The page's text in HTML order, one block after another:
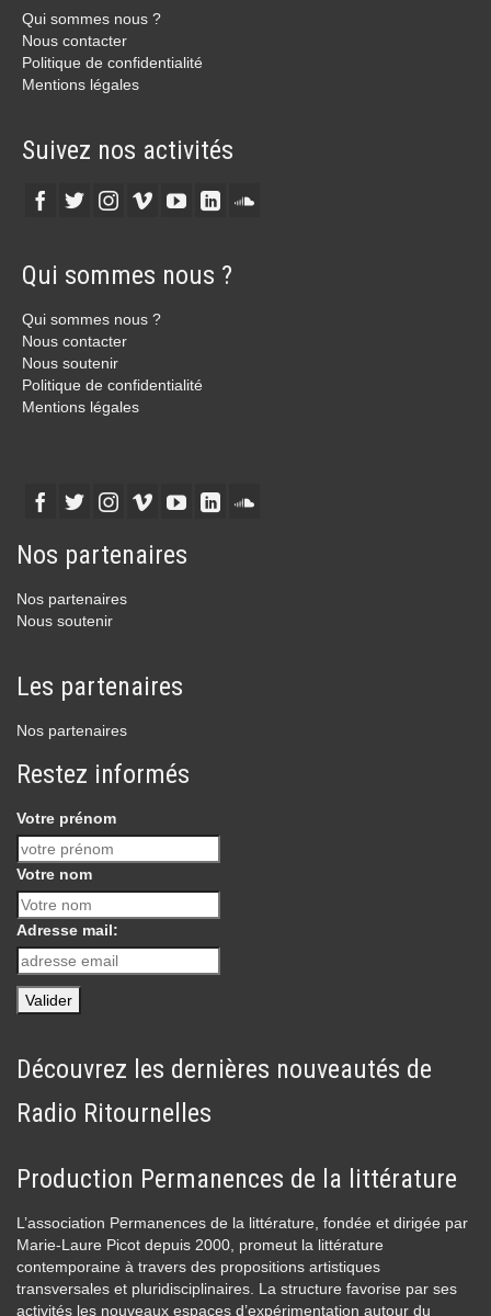
Qui sommes nous ?
Nous contacter
Politique de confidentialité
Mentions légales
Suivez nos activités
Qui sommes nous ?
Qui sommes nous ?
Nous contacter
Nous soutenir
Politique de confidentialité
Mentions légales
Nos partenaires
Nos partenaires
Nous soutenir
Les partenaires
Nos partenaires
Restez informés
Votre prénom
Votre nom
Adresse mail:
Découvrez les dernières nouveautés de
Radio Ritournelles
Production Permanences de la littérature
L’association Permanences de la littérature, fondée et dirigée par
Marie-Laure Picot depuis 2000, promeut la littérature
contemporaine à travers des propositions artistiques
transversales et pluridisciplinaires. La structure favorise par ses
activités les nouveaux espaces d’expérimentation autour du